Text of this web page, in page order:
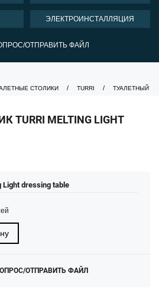
(67)536-33-88
ЭЛЕКТРОИНСТАЛЛЯЦИЯ
ОТПРАВИТЬ ФАЙЛ
СТОЛИКИ TURRI ТУАЛЕТНЫЙ
MELTING LIGHT
Light dressing table
ОТПРАВИТЬ ФАЙЛ